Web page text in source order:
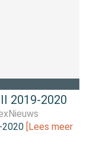
2019-2020
2020 [Lees meer